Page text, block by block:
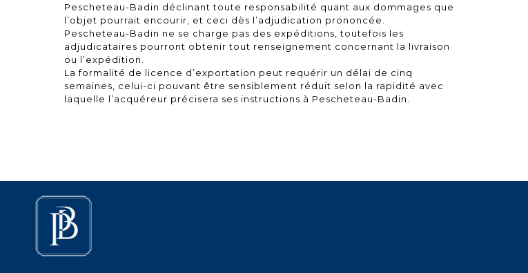
Pescheteau-Badin déclinant toute responsabilité quant aux dommages que
l’objet pourrait encourir, et ceci dès l’adjudication prononcée.
Pescheteau-Badin ne se charge pas des expéditions, toutefois les
adjudicataires pourront obtenir tout renseignement concernant la livraison
ou l’expédition.
La formalité de licence d’exportation peut requérir un délai de cinq
semaines, celui-ci pouvant être sensiblement réduit selon la rapidité avec
laquelle l’acquéreur précisera ses instructions à Pescheteau-Badin.